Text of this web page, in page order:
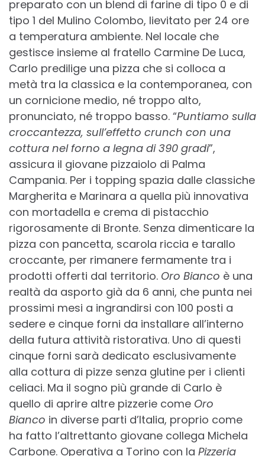
preparato con un blend di farine di tipo 0 e di
tipo 1 del Mulino Colombo, lievitato per 24 ore
a temperatura ambiente. Nel locale che
gestisce insieme al fratello Carmine De Luca,
Carlo predilige una pizza che si colloca a
metà tra la classica e la contemporanea, con
un cornicione medio, né troppo alto,
pronunciato, né troppo basso. “Puntiamo sulla
croccantezza, sull’effetto crunch con una
cottura nel forno a legna di 390 gradi”,
assicura il giovane pizzaiolo di Palma
Campania. Per i topping spazia dalle classiche
Margherita e Marinara a quella più innovativa
con mortadella e crema di pistacchio
rigorosamente di Bronte. Senza dimenticare la
pizza con pancetta, scarola riccia e tarallo
croccante, per rimanere fermamente tra i
prodotti offerti dal territorio. Oro Bianco è una
realtà da asporto già da 6 anni, che punta nei
prossimi mesi a ingrandirsi con 100 posti a
sedere e cinque forni da installare all’interno
della futura attività ristorativa. Uno di questi
cinque forni sarà dedicato esclusivamente
alla cottura di pizze senza glutine per i clienti
celiaci. Ma il sogno più grande di Carlo è
quello di aprire altre pizzerie come Oro
Bianco in diverse parti d’Italia, proprio come
ha fatto l’altrettanto giovane collega Michela
Carbone. Operativa a Torino con la Pizzeria